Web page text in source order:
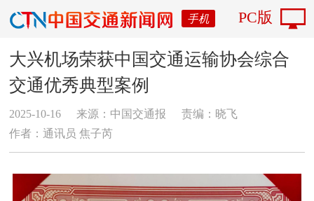
手机 PC版
大兴机场荣获中国交通运输协会综合
交通优秀典型案例
2025-10-16 来源：中国交通报
责编：晓飞
作者：通讯员 焦子芮